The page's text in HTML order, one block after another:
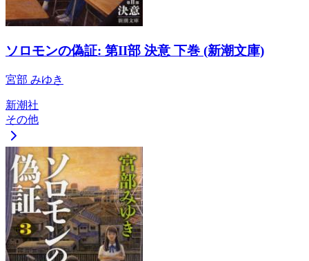
ソロモンの偽証: 第II部 決意 下巻 (新潮文庫)
宮部 みゆき
新潮社
その他